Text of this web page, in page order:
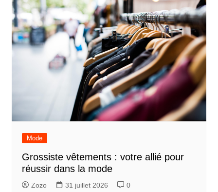
Mode
Grossiste vêtements : votre allié pour
réussir dans la mode
Zozo 31 juillet 2026 0